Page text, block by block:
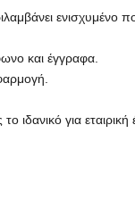
ενισχυμένο
και έγγραφα.
ιδανικό για εταιρική